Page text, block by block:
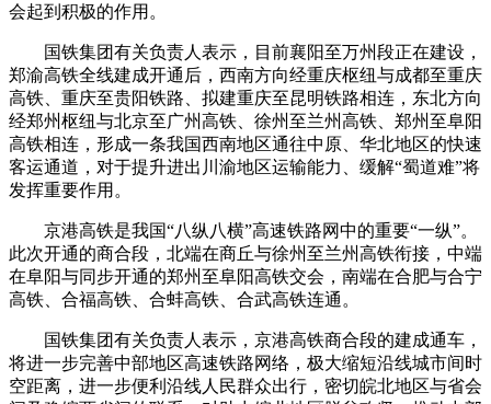
会起到积极的作用。
国铁集团有关负责人表示，目前襄阳至万州段正在建设，
郑渝高铁全线建成开通后，西南方向经重庆枢纽与成都至重庆
高铁、重庆至贵阳铁路、拟建重庆至昆明铁路相连，东北方向
经郑州枢纽与北京至广州高铁、徐州至兰州高铁、郑州至阜阳
高铁相连，形成一条我国西南地区通往中原、华北地区的快速
客运通道，对于提升进出川渝地区运输能力、缓解“蜀道难”将
发挥重要作用。
京港高铁是我国“八纵八横”高速铁路网中的重要“一纵”。
此次开通的商合段，北端在商丘与徐州至兰州高铁衔接，中端
在阜阳与同步开通的郑州至阜阳高铁交会，南端在合肥与合宁
高铁、合福高铁、合蚌高铁、合武高铁连通。
国铁集团有关负责人表示，京港高铁商合段的建成通车，
将进一步完善中部地区高速铁路网络，极大缩短沿线城市间时
空距离，进一步便利沿线人民群众出行，密切皖北地区与省会